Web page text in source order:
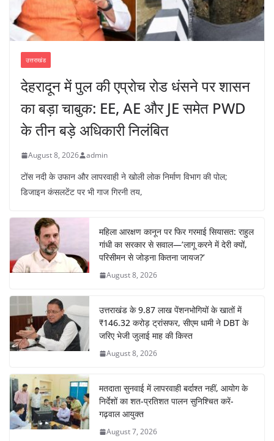
उत्तराखंड
देहरादून में पुल की एप्रोच रोड धंसने पर शासन
का बड़ा चाबुक: EE, AE और JE समेत PWD
के तीन बड़े अधिकारी निलंबित
August 8, 2026 admin
टोंस नदी के उफान और लापरवाही ने खोली लोक निर्माण विभाग की पोल;
डिजाइन कंसलटेंट पर भी गाज गिरनी तय,
महिला आरक्षण कानून पर फिर गरमाई सियासत: राहुल
गांधी का सरकार से सवाल—’लागू करने में देरी क्यों,
परिसीमन से जोड़ना कितना जायज?’
August 8, 2026
उत्तराखंड के 9.87 लाख पेंशनभोगियों के खातों में
₹146.32 करोड़ ट्रांसफर, सीएम धामी ने DBT के
जरिए भेजी जुलाई माह की किस्त
August 8, 2026
मतदाता सुनवाई में लापरवाही बर्दाश्त नहीं, आयोग के
निर्देशों का शत-प्रतिशत पालन सुनिश्चित करें-
गढ़वाल आयुक्त
August 7, 2026